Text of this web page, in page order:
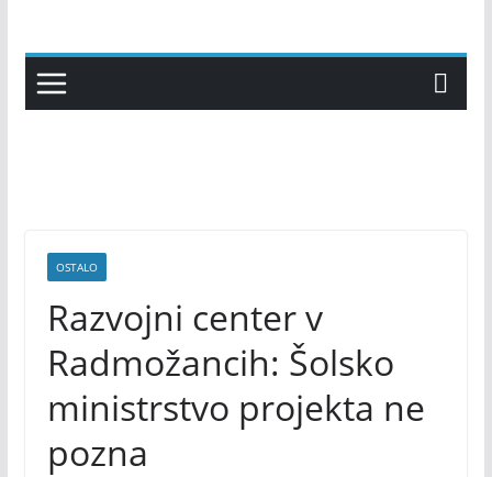
content
OSTALO
Razvojni center v
Radmožancih: Šolsko
ministrstvo projekta ne
pozna